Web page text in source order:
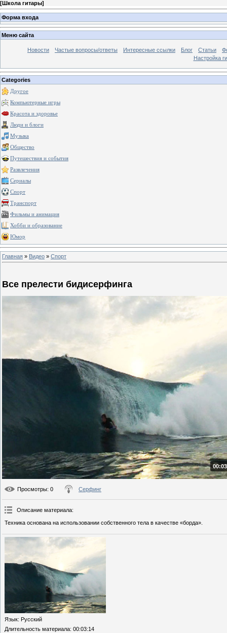
[Школа гитары]
Форма входа
Меню сайта
Новости Частые вопросы/ответы Интересные ссылки Блог Статьи
Настройка
Categories
Другое
Компьютерные игры
Красота и здоровье
Люди и блоги
Музыка
Общество
Путешествия и события
Развлечения
Сериалы
Спорт
Транспорт
Фильмы и анимация
Хобби и образование
Юмор
Главная » Видео » Спорт
Все прелести бидисерфинга
Просмотры: 0 Серфинг
Описание материала:
Техника основана на использовании собственного тела в качестве «борда».
Язык: Русский
Длительность материала: 00:03:14